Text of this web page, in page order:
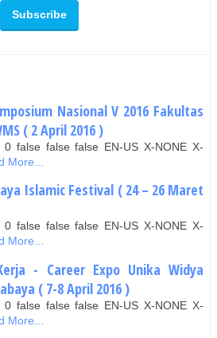
Nasional V 2016 Fakultas
( 2 April 2016 )
0 false false false EN-US X-NONE X-
More...
Islamic Festival ( 24 – 26 Maret
0 false false false EN-US X-NONE X-
More...
- Career Expo Unika Widya
( 7-8 April 2016 )
0 false false false EN-US X-NONE X-
More...